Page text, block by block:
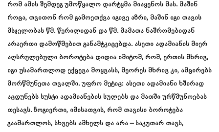
რომ ამის შემდეგ უმოწყალო დარტყმა მიაყენოს მას. მაშინ
როცა, თვითონ რომ გამოეთქვა იგივე აზრი, მაშინ იგი თავის
მსჯელობას წმ. წერილიდან და წმ. მამათა ნაშრომებიდან
არაერთი დამოწმებით განამტკიცებდა. ასეთი ადამიანის მიერ
აღსრულებული ბოროტება დიდია იმიტომ, რომ, ერთის მხრივ,
იგი უსამართლოდ ექცევა მოყვასს, მეორეს მხრივ კი, ამცირებს
მორწმუნეთა თვალში. უფრო მეტიც: ასეთი ადამიანი ხშირად
აცდუნებს სუსტი ადამიანების სულებს და მათში ურწმუნოებას
თესავს. ზოგიერთი, იმისათვის, რომ თავისი ბოროტება
გაამართლოს, სხვებს ამხელს და არა – საკუთარ თავს,